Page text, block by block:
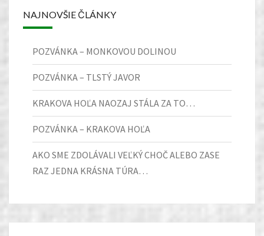
NAJNOVŠIE ČLÁNKY
POZVÁNKA – MONKOVOU DOLINOU
POZVÁNKA – TLSTÝ JAVOR
KRAKOVA HOĽA NAOZAJ STÁLA ZA TO…
POZVÁNKA – KRAKOVA HOĽA
AKO SME ZDOLÁVALI VEĽKÝ CHOČ ALEBO ZASE
RAZ JEDNA KRÁSNA TÚRA…